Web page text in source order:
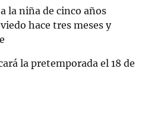
la niña de cinco años
hace tres meses y
la pretemporada el 18 de